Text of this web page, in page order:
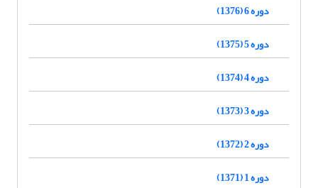
دوره 6 (1376)
دوره 5 (1375)
دوره 4 (1374)
دوره 3 (1373)
دوره 2 (1372)
دوره 1 (1371)